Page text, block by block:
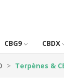
CBG9 CBDX
Terpènes &